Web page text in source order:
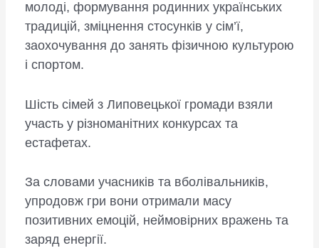
молоді, формування родинних українських
традицій, зміцнення стосунків у сім’ї,
заохочування до занять фізичною культурою
і спортом.
Шість сімей з Липовецької громади взяли
участь у різноманітних конкурсах та
естафетах.
За словами учасників та вболівальників,
упродовж гри вони отримали масу
позитивних емоцій, неймовірних вражень та
заряд енергії.